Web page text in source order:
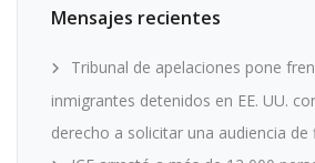
Mensajes recientes
Tribunal de apelaciones pone
inmigrantes detenidos en EE. UU.
derecho a solicitar una audiencia de